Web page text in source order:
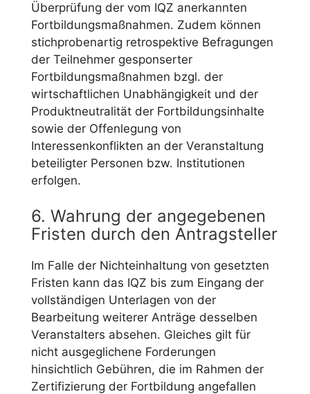
Überprüfung der vom IQZ anerkannten
Fortbildungsmaßnahmen. Zudem können
stichprobenartig retrospektive Befragungen
der Teilnehmer gesponserter
Fortbildungsmaßnahmen bzgl. der
wirtschaftlichen Unabhängigkeit und der
Produktneutralität der Fortbildungsinhalte
sowie der Offenlegung von
Interessenkonflikten an der Veranstaltung
beteiligter Personen bzw. Institutionen
erfolgen.
6. Wahrung der angegebenen
Fristen durch den Antragsteller
Im Falle der Nichteinhaltung von gesetzten
Fristen kann das IQZ bis zum Eingang der
vollständigen Unterlagen von der
Bearbeitung weiterer Anträge desselben
Veranstalters absehen. Gleiches gilt für
nicht ausgeglichene Forderungen
hinsichtlich Gebühren, die im Rahmen der
Zertifizierung der Fortbildung angefallen